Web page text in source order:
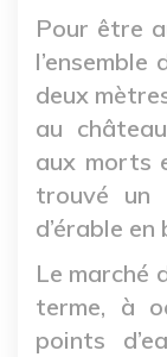
Pour être
deux
au
aux morts
trouvé un
d’érable en
Le marché
terme, à
points